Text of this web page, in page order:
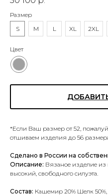
Размер
S
M L XL 2XL
Цвет
*Если Ваш размер от 52,
отшиваем изделия до 56
Сделано в России на
Описание: Вязаное изделие
высокий, свободного силуэта.
Состав: Кашемир 20% Шелк